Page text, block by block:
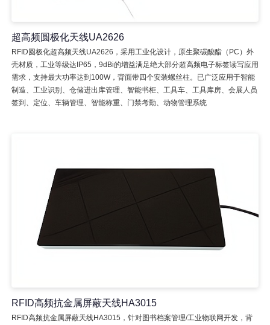
超高频圆极化天线UA2626
RFID圆极化超高频天线UA2626，采用工业化设计，原生聚碳酸酯（PC）外
壳材质，工业等级达IP65，9dBi的增益满足绝大部分超高频电子标签读写应用
需求，支持最大功率达到100W，背面带四个安装螺丝柱。已广泛应用于智能
制造、工业识别、仓储进出库管理、智能书柜、工具车、工具库房、会展人员
签到、定位、车辆管理、智能称重、门禁考勤、动物管理系统
RFID高频抗金属屏蔽天线HA3015
RFID高频抗金属屏蔽天线HA3015，针对图书档案管理/工业物联网开发，背